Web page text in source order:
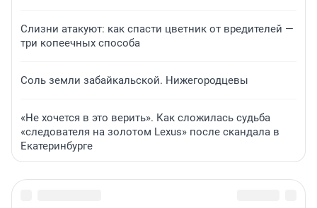
Слизни атакуют: как спасти цветник от вредителей —
три копеечных способа
Соль земли забайкальской. Нижегородцевы
«Не хочется в это верить». Как сложилась судьба
«следователя на золотом Lexus» после скандала в
Екатеринбурге